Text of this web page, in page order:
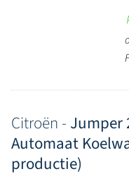
Citroën - Jumper
Automaat
productie)